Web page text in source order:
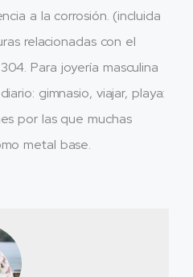
a la corrosión. (incluida
relacionadas con el
Para joyería masculina
gimnasio, viajar, playa:
por las que muchas
metal base.